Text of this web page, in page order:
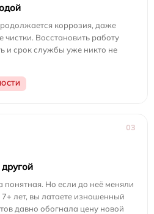
коррозия, даже
Восстановить работу
и срок службы уже никто не
03
Но если до неё меняли
7+ лет, вы латаете изношенный
давно обогнала цену новой